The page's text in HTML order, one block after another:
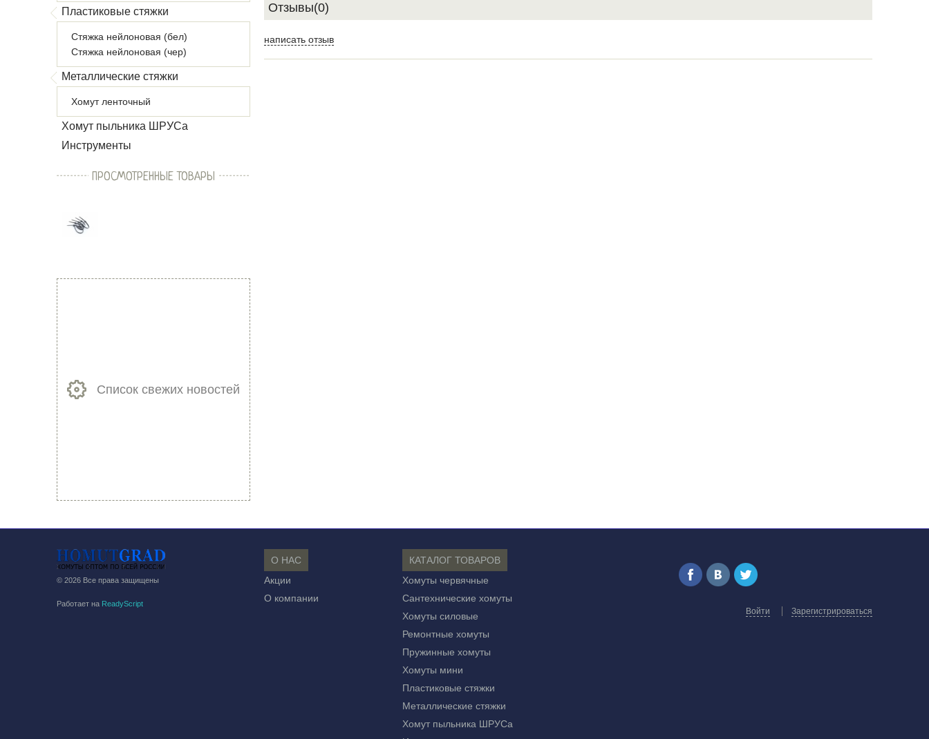
Пластиковые стяжки
Стяжка нейлоновая (бел)
Стяжка нейлоновая (чер)
Металлические стяжки
Хомут ленточный
Хомут пыльника ШРУСа
Инструменты
Отзывы(0)
написать отзыв
ПРОСМОТРЕННЫЕ ТОВАРЫ
Список свежих новостей
© 2026 Все права защищены
Работает на ReadyScript
О НАС
Акции
О компании
КАТАЛОГ ТОВАРОВ
Хомуты червячные
Сантехнические хомуты
Хомуты силовые
Ремонтные хомуты
Пружинные хомуты
Хомуты мини
Пластиковые стяжки
Металлические стяжки
Хомут пыльника ШРУСа
Войти Зарегистрироваться